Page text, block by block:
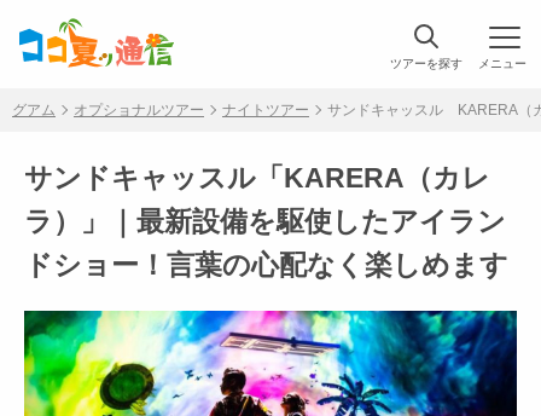
ツアーを探す
グアム オプショナルツアー ナイトツアー サンドキャッスル KARERA（
サンドキャッスル「KARERA（カレ
ラ）」｜最新設備を駆使したアイラン
ドショー！言葉の心配なく楽しめます
メニュー